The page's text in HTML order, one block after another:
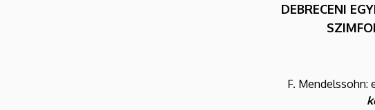
DEBRECENI
F. Mendelssohn: